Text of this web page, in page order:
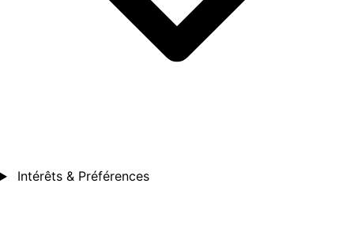
Intérêts & Préférences